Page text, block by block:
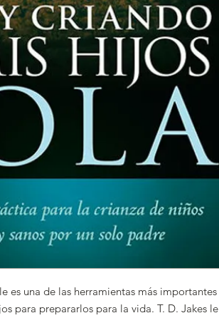
es una de las herramientas más importantes
para prepararlos para la vida. T. D. Jakes le